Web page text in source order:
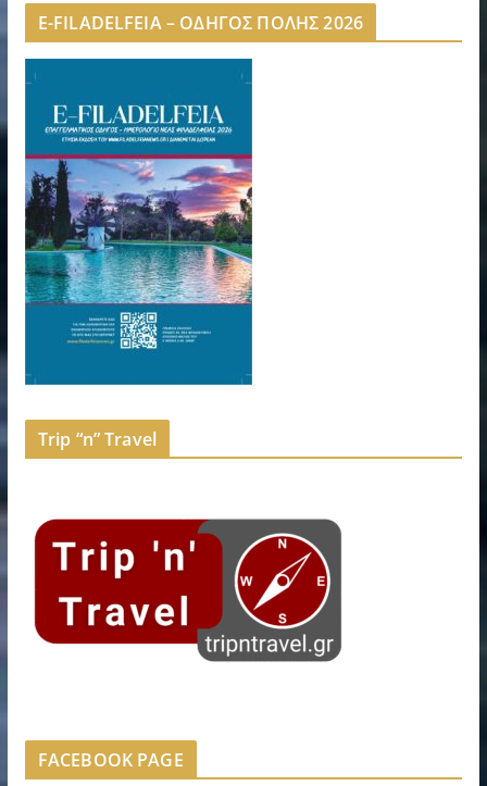
E-FILADELFEIA – ΟΔΗΓΟΣ ΠΟΛΗΣ 2026
Trip “n” Travel
FACEBOOK PAGE